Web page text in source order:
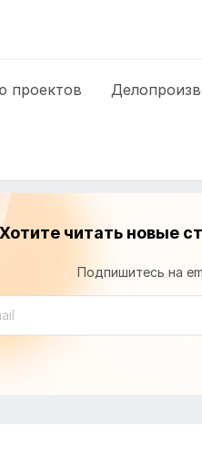
проектов
читать новые
Подпишитесь на